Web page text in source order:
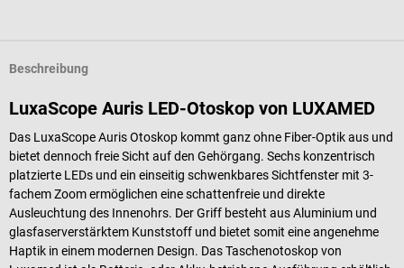
Beschreibung
LuxaScope Auris LED-Otoskop von LUXAMED
Das LuxaScope Auris Otoskop kommt ganz ohne Fiber-Optik aus und
bietet dennoch freie Sicht auf den Gehörgang. Sechs konzentrisch
platzierte LEDs und ein einseitig schwenkbares Sichtfenster mit 3-
fachem Zoom ermöglichen eine schattenfreie und direkte
Ausleuchtung des Innenohrs. Der Griff besteht aus Aluminium und
glasfaserverstärktem Kunststoff und bietet somit eine angenehme
Haptik in einem modernen Design. Das Taschenotoskop von